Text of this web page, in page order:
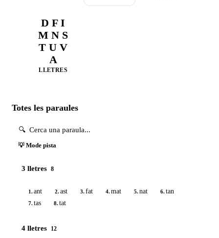
D F I
M N S
T U V
A
LLETRES
Totes les paraules
💡 Mode pista
3 lletres 8
1.ant 2.ast 3.fat 4.mat 5.nat 6.tan
7.tas 8.tat
4 lletres 12